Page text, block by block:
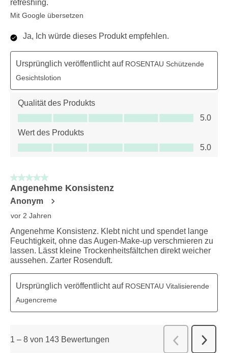
refreshing.
Mit Google übersetzen
Ja, Ich würde dieses Produkt empfehlen.
Ursprünglich veröffentlicht auf ROSENTAU Schützende
Gesichtslotion
Qualität des Produkts
Qualität des Produkts, 5.0 von 5
5.0
Wert des Produkts
Wert des Produkts, 5.0 von 5
5.0
5 von 5 Sternen.
Angenehme Konsistenz
Anonym
vor 2 Jahren
Angenehme Konsistenz. Klebt nicht und spendet lange
Feuchtigkeit, ohne das Augen-Make-up verschmieren zu
lassen. Lässt kleine Trockenheitsfältchen direkt weicher
aussehen. Zarter Rosenduft.
Ursprünglich veröffentlicht auf ROSENTAU Vitalisierende
Augencreme
1 – 8 von 143 Bewertungen Zurück
Weiter